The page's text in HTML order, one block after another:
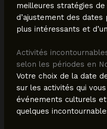
meilleures stratégies
d’ajustement des
plus intéressants et
Activités
selon les périodes en
Votre choix de la date
sur les activités qui
événements culturels
quelques